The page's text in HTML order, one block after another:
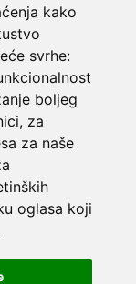
kako
svrhe:
boljeg
, za
za naše
oglasa koji